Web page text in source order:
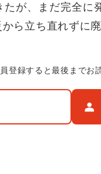
が、まだ完全に
ら立ち直れずに
登録すると最後までお